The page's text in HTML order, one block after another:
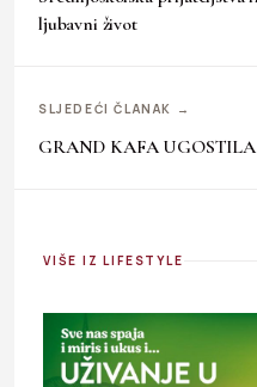
ljubavni život
SLJEDEĆI ČLANAK →
GRAND KAFA
VIŠE IZ LIFESTYLE